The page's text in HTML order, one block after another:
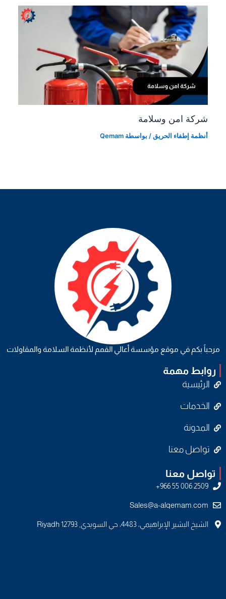
شركة امن وسلامة
أنظمة إطفاء الحريق / بواسطة Qemam
مرحباً بكم في موقع مؤسسة أعالي القمم لأنظمة السلامة والمقاولات
روابط مهمة
الرئيسية
الخدمات
المدونة
تواصل معنا
تواصل معنا
Sales@a-alqemam.com
الشيخ البشير الإبراهيمي، 4483، حي السويدي, Riyadh 12793